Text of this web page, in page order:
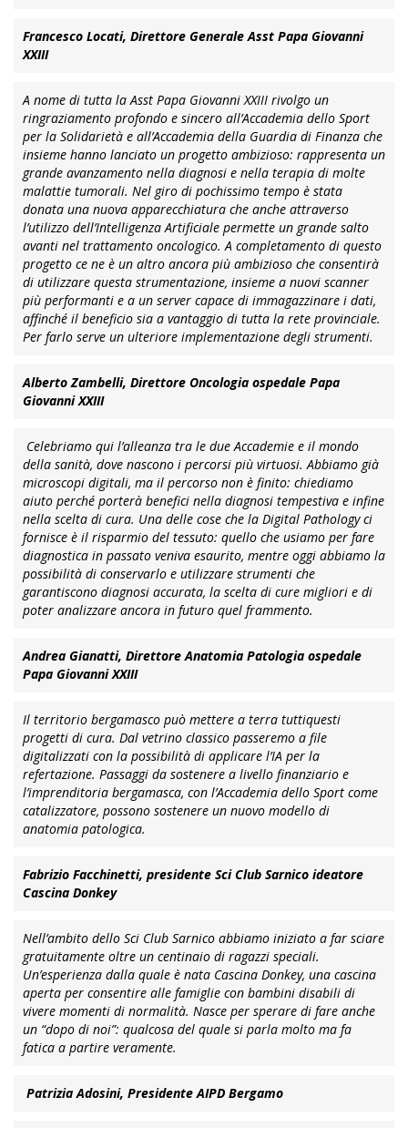
Francesco Locati, Direttore Generale Asst Papa Giovanni
XXIII
A nome di tutta la Asst Papa Giovanni XXIII rivolgo un
ringraziamento profondo e sincero all’Accademia dello Sport
per la Solidarietà e all’Accademia della Guardia di Finanza che
insieme hanno lanciato un progetto ambizioso: rappresenta un
grande avanzamento nella diagnosi e nella terapia di molte
malattie tumorali. Nel giro di pochissimo tempo è stata
donata una nuova apparecchiatura che anche attraverso
l’utilizzo dell’Intelligenza Artificiale permette un grande salto
avanti nel trattamento oncologico. A completamento di questo
progetto ce ne è un altro ancora più ambizioso che consentirà
di utilizzare questa strumentazione, insieme a nuovi scanner
più performanti e a un server capace di immagazzinare i dati,
affinché il beneficio sia a vantaggio di tutta la rete provinciale.
Per farlo serve un ulteriore implementazione degli strumenti.
Alberto Zambelli, Direttore Oncologia ospedale Papa
Giovanni XXIII
Celebriamo qui l’alleanza tra le due Accademie e il mondo
della sanità, dove nascono i percorsi più virtuosi. Abbiamo già
microscopi digitali, ma il percorso non è finito: chiediamo
aiuto perché porterà benefici nella diagnosi tempestiva e infine
nella scelta di cura. Una delle cose che la Digital Pathology ci
fornisce è il risparmio del tessuto: quello che usiamo per fare
diagnostica in passato veniva esaurito, mentre oggi abbiamo la
possibilità di conservarlo e utilizzare strumenti che
garantiscono diagnosi accurata, la scelta di cure migliori e di
poter analizzare ancora in futuro quel frammento.
Andrea Gianatti, Direttore Anatomia Patologia ospedale
Papa Giovanni XXIII
Il territorio bergamasco può mettere a terra tuttiquesti
progetti di cura. Dal vetrino classico passeremo a file
digitalizzati con la possibilità di applicare l’IA per la
refertazione. Passaggi da sostenere a livello finanziario e
l’imprenditoria bergamasca, con l’Accademia dello Sport come
catalizzatore, possono sostenere un nuovo modello di
anatomia patologica.
Fabrizio Facchinetti, presidente Sci Club Sarnico ideatore
Cascina Donkey
Nell’ambito dello Sci Club Sarnico abbiamo iniziato a far sciare
gratuitamente oltre un centinaio di ragazzi speciali.
Un’esperienza dalla quale è nata Cascina Donkey, una cascina
aperta per consentire alle famiglie con bambini disabili di
vivere momenti di normalità. Nasce per sperare di fare anche
un “dopo di noi”: qualcosa del quale si parla molto ma fa
fatica a partire veramente.
Patrizia Adosini, Presidente AIPD Bergamo